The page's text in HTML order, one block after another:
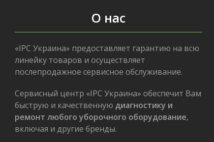
О нас
«IPC Украина» предоставляет гарантию на всю
линейку товаров и осуществляет
послепродажное сервисное обслуживание.
Сервисный центр «IPC Украина» обеспечит Вам
быструю и качественную диагностику и
ремонт любого уборочного оборудование,
включая и другие бренды.